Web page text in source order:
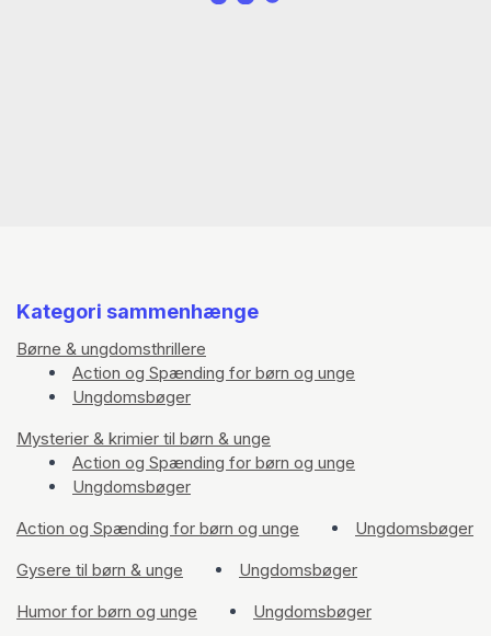
Kategori sammenhænge
Børne & ungdomsthrillere
Action og Spænding for børn og unge
Ungdomsbøger
Mysterier & krimier til børn & unge
Action og Spænding for børn og unge
Ungdomsbøger
Action og Spænding for børn og unge
Ungdomsbøger
Gysere til børn & unge
Ungdomsbøger
Humor for børn og unge
Ungdomsbøger